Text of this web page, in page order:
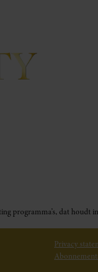
programma’s, dat
Privacy